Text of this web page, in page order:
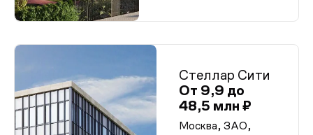
Стеллар Сити
От 9,9 до
48,5 млн ₽
Москва, ЗАО,